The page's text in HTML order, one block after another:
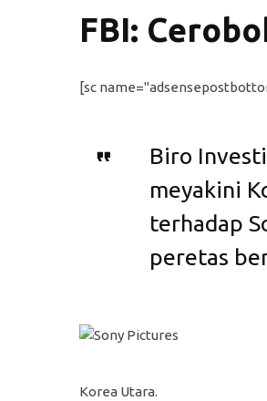
FBI:
[sc
Biro
meyakini
terhadap
peretas
Korea Utara.